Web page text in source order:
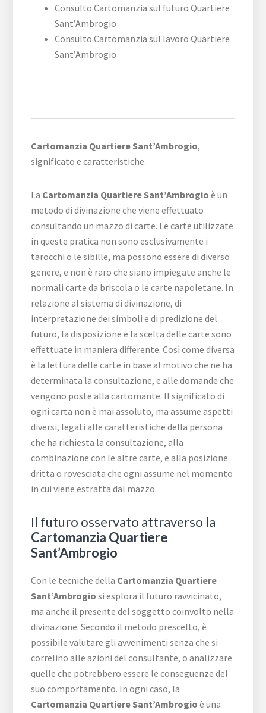
Consulto Cartomanzia sul futuro Quartiere
Sant’Ambrogio
Consulto Cartomanzia sul lavoro Quartiere
Sant’Ambrogio
Cartomanzia Quartiere Sant’Ambrogio,
significato e caratteristiche.
La Cartomanzia Quartiere Sant’Ambrogio è un
metodo di divinazione che viene effettuato
consultando un mazzo di carte. Le carte utilizzate
in queste pratica non sono esclusivamente i
tarocchi o le sibille, ma possono essere di diverso
genere, e non è raro che siano impiegate anche le
normali carte da briscola o le carte napoletane. In
relazione al sistema di divinazione, di
interpretazione dei simboli e di predizione del
futuro, la disposizione e la scelta delle carte sono
effettuate in maniera differente. Così come diversa
è la lettura delle carte in base al motivo che ne ha
determinata la consultazione, e alle domande che
vengono poste alla cartomante. Il significato di
ogni carta non è mai assoluto, ma assume aspetti
diversi, legati alle caratteristiche della persona
che ha richiesta la consultazione, alla
combinazione con le altre carte, e alla posizione
dritta o rovesciata che ogni assume nel momento
in cui viene estratta dal mazzo.
Il futuro osservato attraverso la
Cartomanzia Quartiere
Sant’Ambrogio
Con le tecniche della Cartomanzia Quartiere
Sant’Ambrogio si esplora il futuro ravvicinato,
ma anche il presente del soggetto coinvolto nella
divinazione. Secondo il metodo prescelto, è
possibile valutare gli avvenimenti senza che si
correlino alle azioni del consultante, o analizzare
quelle che potrebbero essere le conseguenze del
suo comportamento. In ogni caso, la
Cartomanzia Quartiere Sant’Ambrogio è una